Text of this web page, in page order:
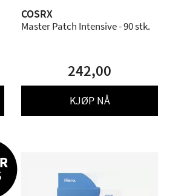
COSRX
Master Patch Intensive - 90 stk.
242,00
KJØP NÅ